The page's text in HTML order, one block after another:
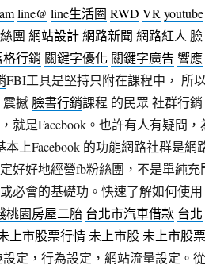
line@ line生活圈 RWD VR youtube
團 網站設計網路新聞 網路紅人 臉
行銷 關鍵字優化 關鍵字廣告 響應
FBI工具是堅持只附在課程中， 所
震撼 臉書行銷課程 的民眾 社群行銷
就是Facebook。也許有人有疑問，
上Facebook 的功能網路社群是網
好好地經營fb粉絲團，不是單純充
必會的基礎功。快速了解如何使用
桃園房屋二胎 台北市汽車借款 台北
上市股票行情 未上市股 未上市股票
定，行為設定，網站流量設定。從